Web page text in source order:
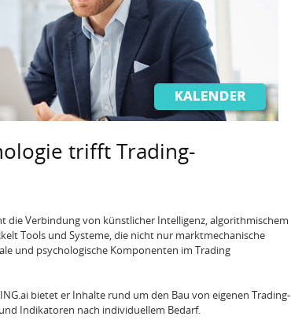
trifft Trading-
die Verbindung von künstlicher Intelligenz, algorithmischem
Tools und Systeme, die nicht nur marktmechanische
und psychologische Komponenten im Trading
bietet er Inhalte rund um den Bau von eigenen Trading-
Indikatoren nach individuellem Bedarf.